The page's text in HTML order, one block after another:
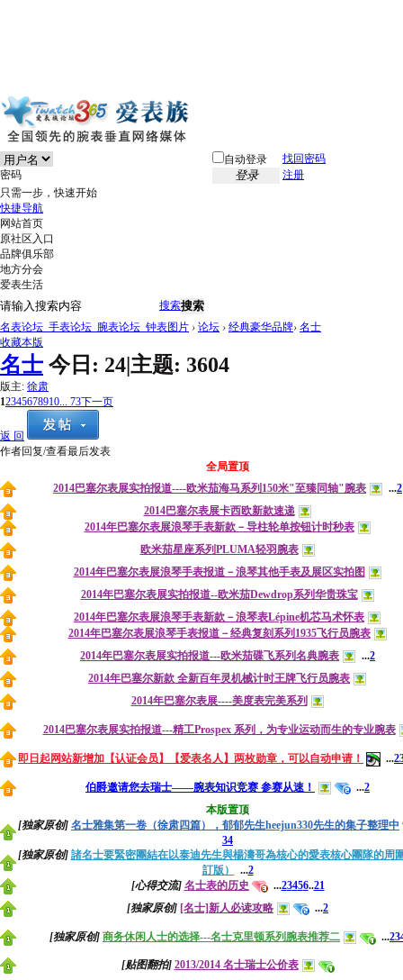
自动登录
找回密码
密码
登录
注册
只需一步，快速开始
快捷导航
网站首页
原社区入口
品牌俱乐部
地方分会
爱表生活
搜索搜索
名表论坛_手表论坛_腕表论坛_钟表图片 › 论坛 › 经典豪华品牌› 名士
收藏本版
名士 今日: 24|主题: 3604
版主: 徐肃
12345678910... 73下一页
返 回
作者回复/查看最后发表
全局置顶
2014巴塞尔表展实拍报道----欧米茄海马系列150米"至臻同轴"腕表
...2
2014巴塞尔表展卡西欧新款速递
2014年巴塞尔表展浪琴手表新款－导柱轮单按钮计时秒表
欧米茄星座系列PLUMA轻羽腕表
2014年巴塞尔表展浪琴手表报道－浪琴其他手表及展区实拍图
2014年巴塞尔表展实拍报道--欧米茄Dewdrop系列华贵珠宝
2014年巴塞尔表展浪琴手表新款－浪琴表Lépine机芯马术怀表
2014年巴塞尔表展浪琴手表报道－经典复刻系列1935飞行员腕表
2014年巴塞尔表展实拍报道---欧米茄碟飞系列名典腕表
...2
2014年巴塞尔新款 全新百年灵机械计时王牌飞行员腕表
2014年巴塞尔表展----美度表完美系列
2014巴塞尔表展实拍报道---精工Prospex 系列，为专业运动而生的专业腕表
即日起网站新增加【认证会员】【爱表名人】两枚勋章，可以自动申请！ ...2
伯爵邀请您去瑞士——腕表知识竞赛 参赛从速！ ...2
本版置顶
[独家原创] 名士雅集第一卷（徐肃四篇），郁郁先生heejun330先生的集子整理中
34
[独家原创] 諸名士要緊密團結在以泰迪先生與楊濤哥為核心的愛表核心團隊的周
訂版）
...2
[心得交流] 名士表的历史 ...23456..21
[独家原创] [名士]新人必读攻略 ...2
[独家原创] 商务休闲人士的选择---名士克里顿系列腕表推荐二 ...23
[贴图翻拍] 2013/2014 名士瑞士公价表